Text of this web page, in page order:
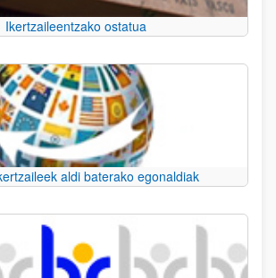
Ikertzaileentzako ostatua
aldi baterako egonaldiak